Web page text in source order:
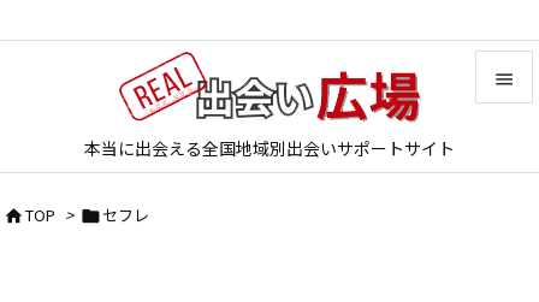
本当に出会える全国地域別出会いサポートサイト

TOP > セフレ